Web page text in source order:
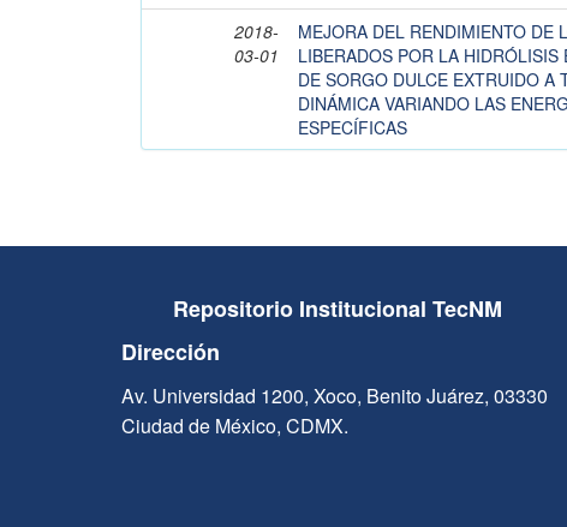
2018-
03-01
MEJORA DEL RENDIMIENTO DE
LIBERADOS POR LA
DE SORGO DULCE EXTRUIDO A
DINÁMICA VARIANDO LAS
ESPECÍFICAS
Repositorio Institucional TecNM
Dirección
Av. Universidad 1200, Xoco, Benito Juárez, 03330
Ciudad de México, CDMX.